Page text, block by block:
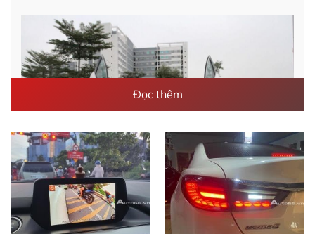
Độ xe, phụ kiện xe Mazda 6 mang đến ngoại hình xe mới
lạ, độc đáo
Đọc thêm